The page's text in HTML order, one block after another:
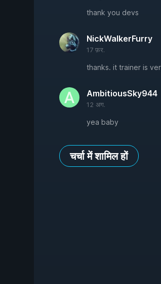
thank you devs
NickWalkerFurry
17 फ़र.
thanks. it trainer is
AmbitiousSky944
12 अग.
yea baby
चर्चा में शामिल हों